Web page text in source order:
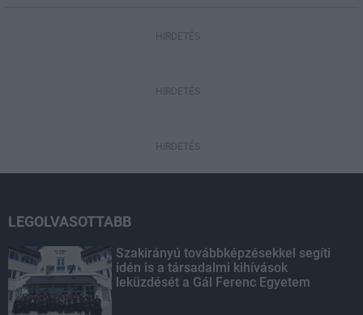
HIRDETÉS
HIRDETÉS
HIRDETÉS
LEGOLVASOTTABB
Szakirányú továbbképzésekkel segíti
idén is a társadalmi kihívások
leküzdését a Gál Ferenc Egyetem